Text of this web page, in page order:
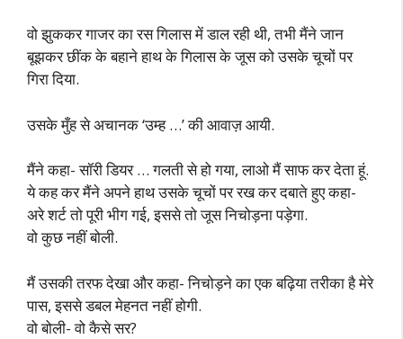
वो झुककर गाजर का रस गिलास में डाल रही थी, तभी मैंने जान
बूझकर छींक के बहाने हाथ के गिलास के जूस को उसके चूचों पर
गिरा दिया.
उसके मुँह से अचानक ‘उम्ह …’ की आवाज़ आयी.
मैंने कहा- सॉरी डियर … गलती से हो गया, लाओ मैं साफ कर देता हूं.
ये कह कर मैंने अपने हाथ उसके चूचों पर रख कर दबाते हुए कहा-
अरे शर्ट तो पूरी भीग गई, इससे तो जूस निचोड़ना पड़ेगा.
वो कुछ नहीं बोली.
मैं उसकी तरफ देखा और कहा- निचोड़ने का एक बढ़िया तरीका है मेरे
पास, इससे डबल मेहनत नहीं होगी.
वो बोली- वो कैसे सर?